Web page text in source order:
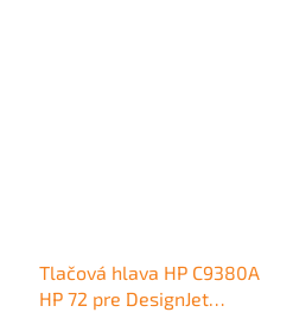
Tlačová hlava HP C9380A
HP 72 pre DesignJet